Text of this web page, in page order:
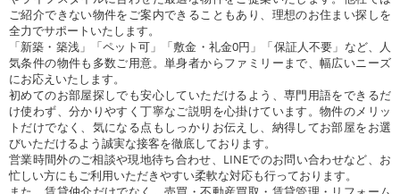
ご紹介できない物件をご案内できることもあり、理想のお住まい探しを
全力でサポートいたします。
「新築・築浅」「ペット可」「敷金・礼金0円」「保証人不要」など、人
気条件の物件も多数ご用意。単身者からファミリーまで、幅広いニーズ
にお応えいたします。
初めてのお部屋探しでも安心していただけるよう、専門用語をできるだ
け使わず、分かりやすく丁寧なご説明を心掛けています。物件のメリッ
トだけでなく、気になる点もしっかりお伝えし、納得してお部屋をお選
びいただけるよう誠実な接客を徹底しております。
営業時間外のご相談や現地待ち合わせ、LINEでのお問い合わせなど、お
忙しい方にもご利用いただきやすい柔軟な対応も行っております。